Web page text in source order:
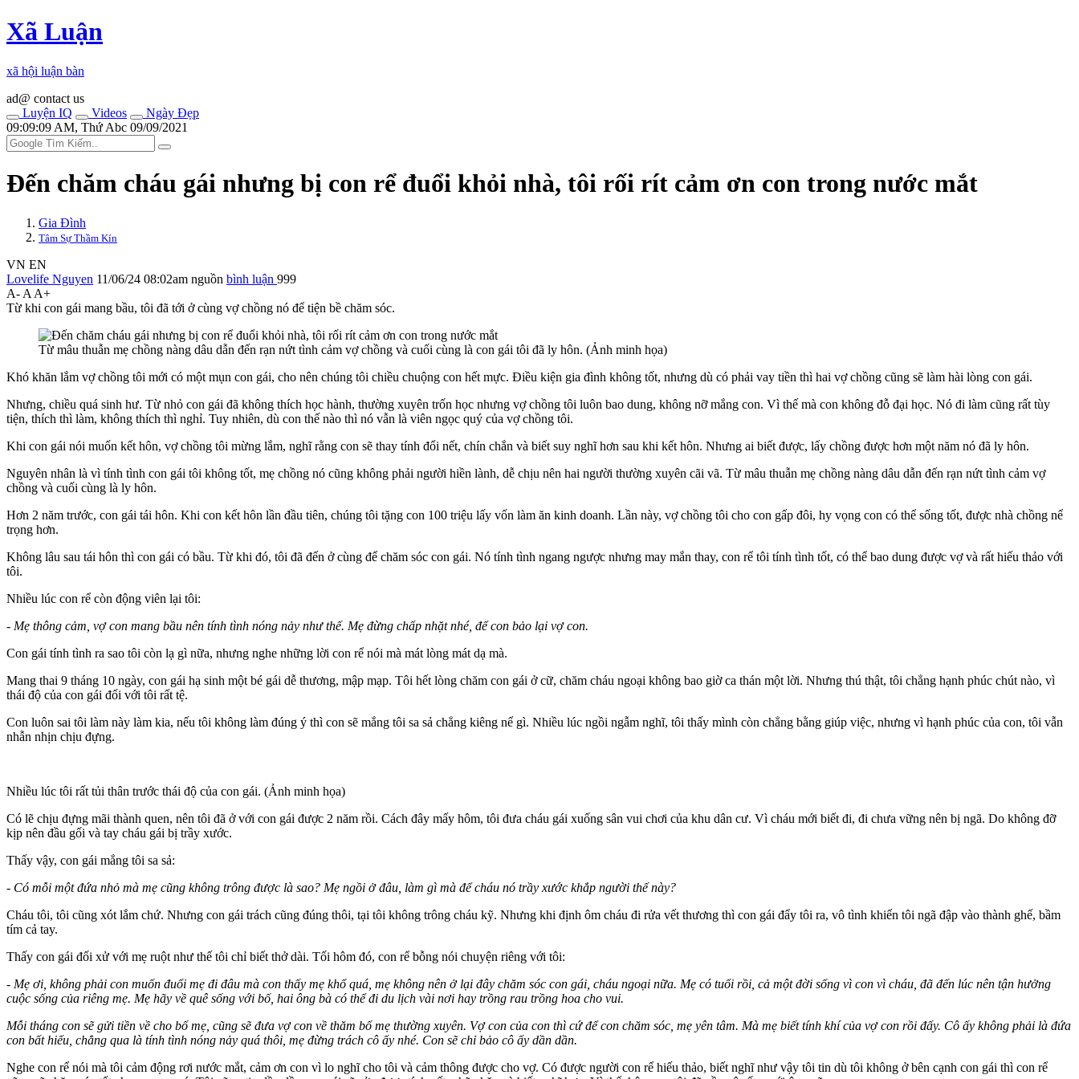
Xã Luận
xã hội luận bàn
ad@ contact us
Luyện IQ
Videos
Ngày Đẹp
09:09:09 AM, Thứ Abc 09/09/2021
Đến chăm cháu gái nhưng bị con rể đuổi khỏi nhà, tôi rối rít cảm ơn con trong nước mắt
Gia Đình
Tâm Sự Thầm Kín
VN EN
Lovelife Nguyen 11/06/24 08:02am nguồn bình luận 999
A- A A+
Từ khi con gái mang bầu, tôi đã tới ở cùng vợ chồng nó để tiện bề chăm sóc.
Từ mâu thuẫn mẹ chồng nàng dâu dẫn đến rạn nứt tình cảm vợ chồng và cuối cùng là con gái tôi đã ly hôn. (Ảnh minh họa)
Khó khăn lắm vợ chồng tôi mới có một mụn con gái, cho nên chúng tôi chiều chuộng con hết mực. Điều kiện gia đình không tốt, nhưng dù có phải vay tiền thì hai vợ chồng cũng sẽ làm hài lòng con gái.
Nhưng, chiều quá sinh hư. Từ nhỏ con gái đã không thích học hành, thường xuyên trốn học nhưng vợ chồng tôi luôn bao dung, không nỡ mắng con. Vì thế mà con không đỗ đại học. Nó đi làm cũng rất tùy
tiện, thích thì làm, không thích thì nghỉ. Tuy nhiên, dù con thế nào thì nó vẫn là viên ngọc quý của vợ chồng tôi.
Khi con gái nói muốn kết hôn, vợ chồng tôi mừng lắm, nghĩ rằng con sẽ thay tính đổi nết, chín chắn và biết suy nghĩ hơn sau khi kết hôn. Nhưng ai biết được, lấy chồng được hơn một năm nó đã ly hôn.
Nguyên nhân là vì tính tình con gái tôi không tốt, mẹ chồng nó cũng không phải người hiền lành, dễ chịu nên hai người thường xuyên cãi vã. Từ mâu thuẫn mẹ chồng nàng dâu dẫn đến rạn nứt tình cảm vợ
chồng và cuối cùng là ly hôn.
Hơn 2 năm trước, con gái tái hôn. Khi con kết hôn lần đầu tiên, chúng tôi tặng con 100 triệu lấy vốn làm ăn kinh doanh. Lần này, vợ chồng tôi cho con gấp đôi, hy vọng con có thể sống tốt, được nhà chồng nể
trọng hơn.
Không lâu sau tái hôn thì con gái có bầu. Từ khi đó, tôi đã đến ở cùng để chăm sóc con gái. Nó tính tình ngang ngược nhưng may mắn thay, con rể tôi tính tình tốt, có thể bao dung được vợ và rất hiếu thảo với
tôi.
Nhiều lúc con rể còn động viên lại tôi:
- Mẹ thông cảm, vợ con mang bầu nên tính tình nóng nảy như thế. Mẹ đừng chấp nhặt nhé, để con bảo lại vợ con.
Con gái tính tình ra sao tôi còn lạ gì nữa, nhưng nghe những lời con rể nói mà mát lòng mát dạ mà.
Mang thai 9 tháng 10 ngày, con gái hạ sinh một bé gái dễ thương, mập mạp. Tôi hết lòng chăm con gái ở cữ, chăm cháu ngoại không bao giờ ca thán một lời. Nhưng thú thật, tôi chẳng hạnh phúc chút nào, vì
thái độ của con gái đối với tôi rất tệ.
Con luôn sai tôi làm này làm kia, nếu tôi không làm đúng ý thì con sẽ mắng tôi sa sả chẳng kiêng nể gì. Nhiều lúc ngồi ngẫm nghĩ, tôi thấy mình còn chẳng bằng giúp việc, nhưng vì hạnh phúc của con, tôi vẫn
nhẫn nhịn chịu đựng.
Nhiều lúc tôi rất tủi thân trước thái độ của con gái. (Ảnh minh họa)
Có lẽ chịu đựng mãi thành quen, nên tôi đã ở với con gái được 2 năm rồi. Cách đây mấy hôm, tôi đưa cháu gái xuống sân vui chơi của khu dân cư. Vì cháu mới biết đi, đi chưa vững nên bị ngã. Do không đỡ
kịp nên đầu gối và tay cháu gái bị trầy xước.
Thấy vậy, con gái mắng tôi sa sả:
- Có mỗi một đứa nhỏ mà mẹ cũng không trông được là sao? Mẹ ngồi ở đâu, làm gì mà để cháu nó trầy xước khắp người thế này?
Cháu tôi, tôi cũng xót lắm chứ. Nhưng con gái trách cũng đúng thôi, tại tôi không trông cháu kỹ. Nhưng khi định ôm cháu đi rửa vết thương thì con gái đẩy tôi ra, vô tình khiến tôi ngã đập vào thành ghế, bầm
tím cả tay.
Thấy con gái đối xử với mẹ ruột như thế tôi chỉ biết thở dài. Tối hôm đó, con rể bỗng nói chuyện riêng với tôi:
- Mẹ ơi, không phải con muốn đuổi mẹ đi đâu mà con thấy mẹ khổ quá, mẹ không nên ở lại đây chăm sóc con gái, cháu ngoại nữa. Mẹ có tuổi rồi, cả một đời sống vì con vì cháu, đã đến lúc nên tận hưởng
cuộc sống của riêng mẹ. Mẹ hãy về quê sống với bố, hai ông bà có thể đi du lịch vài nơi hay trồng rau trồng hoa cho vui.
Mỗi tháng con sẽ gửi tiền về cho bố mẹ, cũng sẽ đưa vợ con về thăm bố mẹ thường xuyên. Vợ con của con thì cứ để con chăm sóc, mẹ yên tâm. Mà mẹ biết tính khí của vợ con rồi đấy. Cô ấy không phải là đứa
con bất hiếu, chẳng qua là tính tình nóng nảy quá thôi, mẹ đừng trách cô ấy nhé. Con sẽ chỉ bảo cô ấy dần dần.
Nghe con rể nói mà tôi cảm động rơi nước mắt, cảm ơn con vì lo nghĩ cho tôi và cảm thông được cho vợ. Có được người con rể hiếu thảo, biết nghĩ như vậy tôi tin dù tôi không ở bên cạnh con gái thì con rể